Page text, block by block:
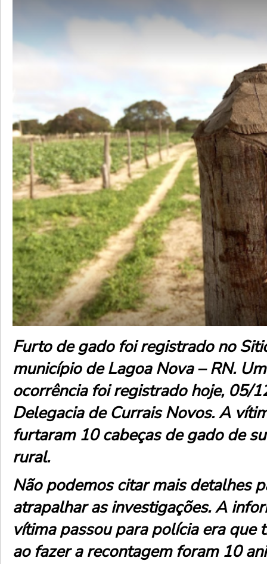
Furto de gado foi registrado no
município de Lagoa Nova – RN.
ocorrência foi registrado hoje, 05/
Delegacia de Currais Novos. A
furtaram 10 cabeças de gado de
rural.
Não podemos citar mais detalhes
atrapalhar as investigações. A
vítima passou para polícia era que
ao fazer a recontagem foram 10